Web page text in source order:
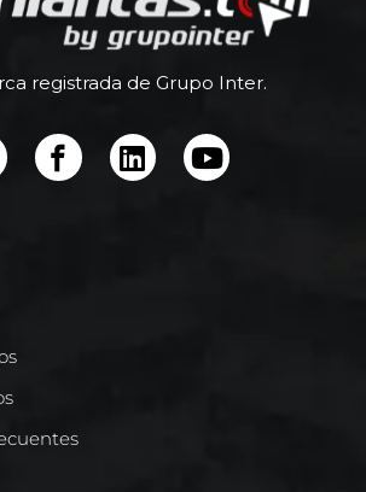
registrada de Grupo Inter.